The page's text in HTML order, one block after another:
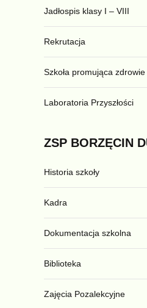
Jadłospis klasy I – VIII
Rekrutacja
Szkoła promująca zdrowie
Laboratoria Przyszłości
ZSP BORZĘCIN
Historia szkoły
Kadra
Dokumentacja szkolna
Biblioteka
Zajęcia Pozalekcyjne